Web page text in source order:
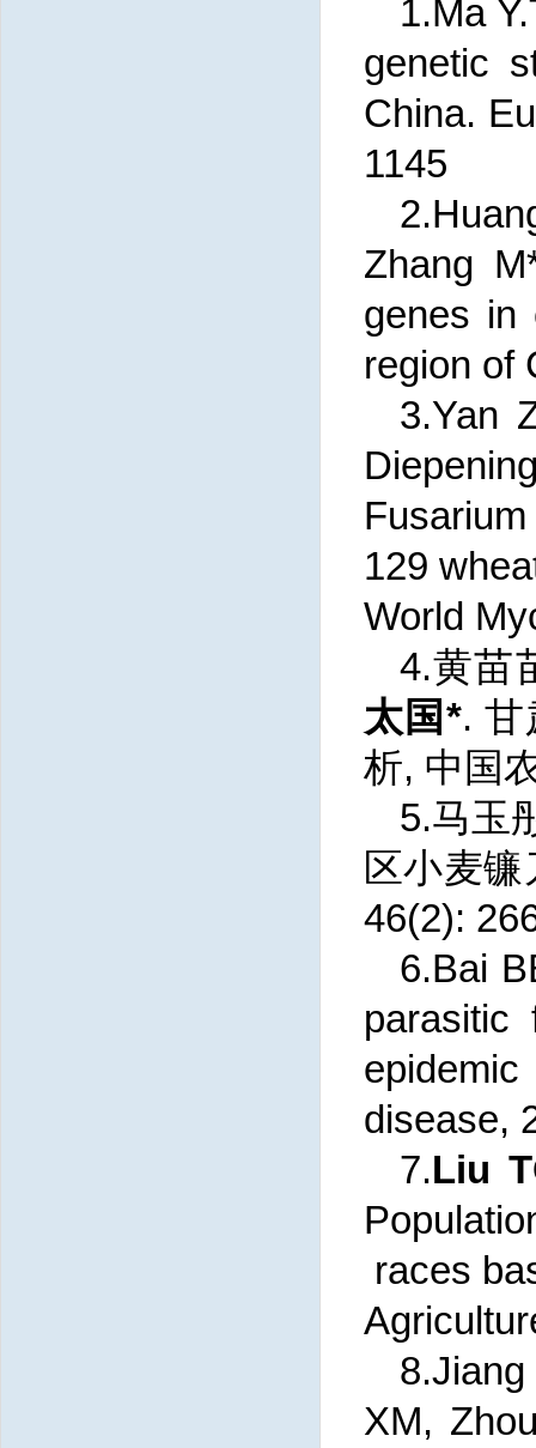
1.Ma
genetic
China.
1145
Zhang
genes in
region of
3.Yan
129
World
4.黄苗
太国*. 甘
析, 中国
5.马玉
区小麦
46(2):
6.Bai
parasitic
disease,
7.Liu
races
XM,